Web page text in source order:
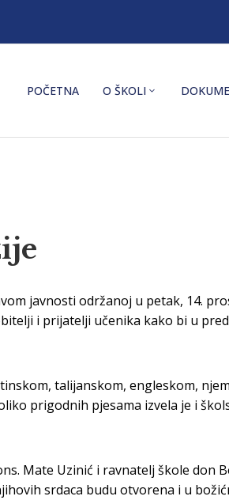
POČETNA O ŠKOLI
javnosti održanoj u petak, 14.
i prijatelji učenika kako bi u
talijanskom, engleskom,
prigodnih pjesama izvela je i
Mate Uzinić i ravnatelj škole don
srdaca budu otvorena i u